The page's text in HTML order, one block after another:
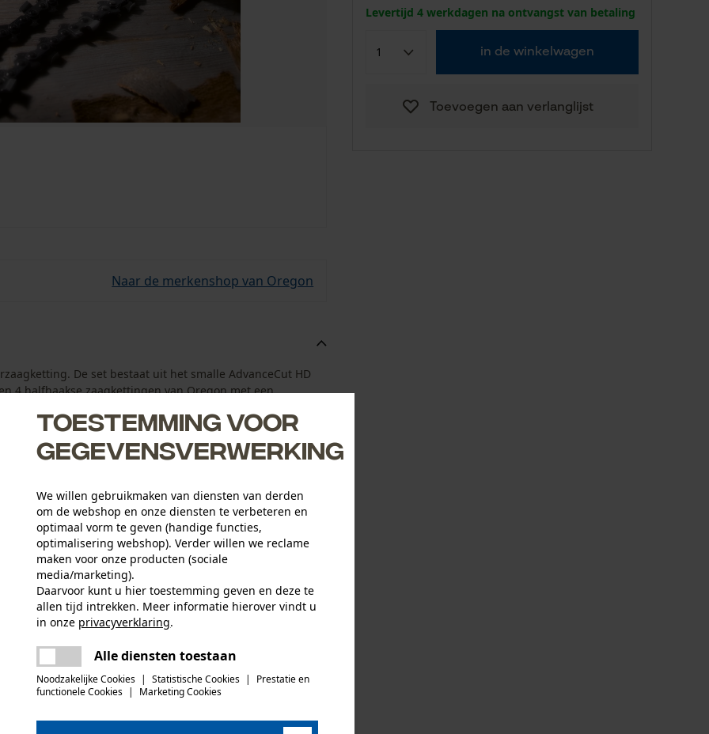
Levertijd 4 werkdagen na ontvangst van betaling
in de winkelwagen
Toevoegen aan verlanglijst
Naar de merkenshop van Oregon
De set bestaat uit het smalle AdvanceCut HD
4 halfhaakse zaagkettingen van Oregon met een
Zo heeft u altijd de passende reserveketting bij de hand.
...
Aantal delen
5 st.
2070.0 g
gebreken opmerkt, aarzel dan niet om contact
66 of per e-mail op info-nl@kox.eu.
Toestemming voor
gegevensverwerking
We willen gebruikmaken van diensten van derden
om de webshop en onze diensten te verbeteren en
optimaal vorm te geven (handige functies,
optimalisering webshop). Verder willen we reclame
maken voor onze producten (sociale
media/marketing).
Daarvoor kunt u hier toestemming geven en deze te
allen tijd intrekken. Meer informatie hierover vindt u
in onze privacyverklaring.
Alle diensten toestaan
Noodzakelijke Cookies | Statistische Cookies |
Prestatie en
functionele Cookies | Marketing Cookies
opnieuw te proberen.
mail